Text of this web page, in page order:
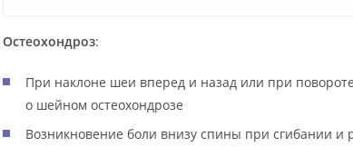
Остеохондроз:
При наклоне шеи вперед и назад или при
о шейном остеохондрозе
Возникновение боли внизу спины при сгибании